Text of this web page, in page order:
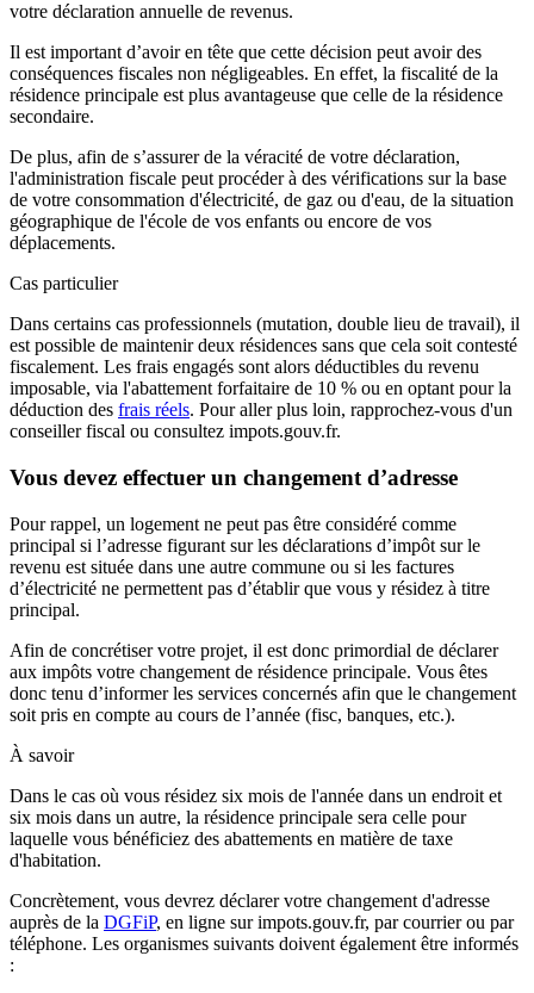
votre déclaration annuelle de revenus.
Il est important d’avoir en tête que cette décision peut avoir des
conséquences fiscales non négligeables. En effet, la fiscalité de la
résidence principale est plus avantageuse que celle de la résidence
secondaire.
De plus, afin de s’assurer de la véracité de votre déclaration,
l'administration fiscale peut procéder à des vérifications sur la base
de votre consommation d'électricité, de gaz ou d'eau, de la situation
géographique de l'école de vos enfants ou encore de vos
déplacements.
Cas particulier
Dans certains cas professionnels (mutation, double lieu de travail), il
est possible de maintenir deux résidences sans que cela soit contesté
fiscalement. Les frais engagés sont alors déductibles du revenu
imposable, via l'abattement forfaitaire de 10 % ou en optant pour la
déduction des frais réels. Pour aller plus loin, rapprochez-vous d'un
conseiller fiscal ou consultez impots.gouv.fr.
Vous devez effectuer un changement d’adresse
Pour rappel, un logement ne peut pas être considéré comme
principal si l’adresse figurant sur les déclarations d’impôt sur le
revenu est située dans une autre commune ou si les factures
d’électricité ne permettent pas d’établir que vous y résidez à titre
principal.
Afin de concrétiser votre projet, il est donc primordial de déclarer
aux impôts votre changement de résidence principale. Vous êtes
donc tenu d’informer les services concernés afin que le changement
soit pris en compte au cours de l’année (fisc, banques, etc.).
À savoir
Dans le cas où vous résidez six mois de l'année dans un endroit et
six mois dans un autre, la résidence principale sera celle pour
laquelle vous bénéficiez des abattements en matière de taxe
d'habitation.
Concrètement, vous devrez déclarer votre changement d'adresse
auprès de la DGFiP, en ligne sur impots.gouv.fr, par courrier ou par
téléphone. Les organismes suivants doivent également être informés
: